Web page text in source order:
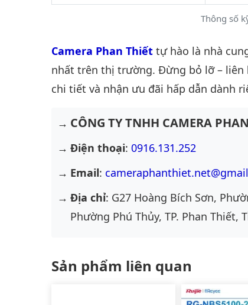
Thông số
Camera Phan Thiết tự hào là nhà
nhất trên thị trường. Đừng bỏ lỡ –
chi tiết và nhận ưu đãi hấp dẫn dành
CÔNG TY TNHH CAMERA
Điện thoại: 0916.131.252
Email:
Địa chỉ: G27 Hoàng Bích Sơn,
Phường Phú Thủy, TP. Phan Thiết,
Sản phẩm liên quan